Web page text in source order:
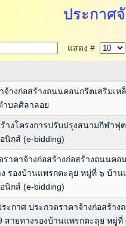
ประกาศ
แสดง #
จ้างก่อสร้างถนนคอนกรีตเสริมเ
ำบลศิลาลอย
างโครงการปรับปรุงสนามกีฬา
นิกส์ (e-bidding)
ราคาจ้างก่อสร้างก่อสร้างถนนค
รองบ้านแพรกตะลุย หมู่ที่ ๖ บ้าน
นิกส์ (e-bidding)
ระกาศ ประกวดราคาจ้างก่อสร้า
สายทางรองบ้านแพรกตะลุย หมู่